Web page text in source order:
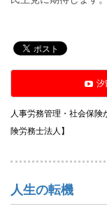
汐
人事労務管理・社会保
険労務士法人】
人生の転機